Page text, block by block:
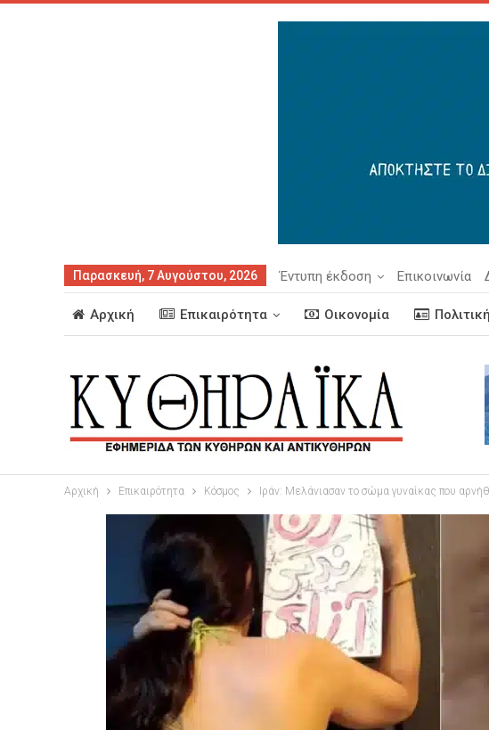
Παρασκευή, 7 Αυγούστου, 2026 Έντυπη έκδοση Επικοινωνία
Αρχική Επικαιρότητα Οικονομία Πολιτική
Αρχική Επικαιρότητα Κόσμος Ιράν: Μελάνιασαν το σώμα γυναίκας που